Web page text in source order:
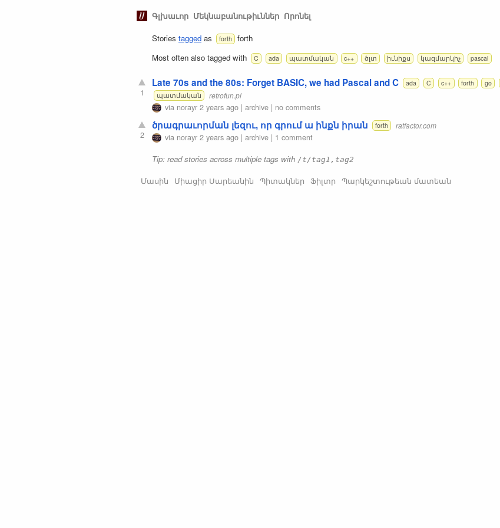
Գլխաւոր Մեկնաբանութիւններ Որոնել
Stories tagged as forth
forth
Most often also tagged with
C ada պատմական c++ ծլտ իւնիքս կազմարկիչ pascal
1
Late 70s and the 80s: Forget BASIC, we had Pascal and C ada C c++ forth go
պատմական
retrofun.pl
via norayr 2 years ago | archive | no comments
2
ծրագրաւորման լեզու, որ գրում ա ինքն իրան forth ratfactor.com
via norayr 2 years ago | archive | 1 comment
Tip: read stories across multiple tags with /t/tag1,tag2
Մասին Միացիր Սարեանին Պիտակներ Ֆիլտր Պարկեշտութեան մատեան